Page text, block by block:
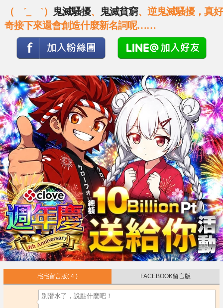
（ ´_ゝ`） 鬼滅騷擾、 鬼滅貧窮、逆鬼滅騷擾，真好
奇接下來還會創造什麼新名詞呢……
宅宅留言版( 4 ) FACEBOOK留言版